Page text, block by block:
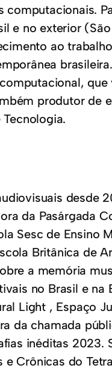
computacionais.
e no exterior
ao
que
produtor de
desde
da Pasárgada
Sesc de Ensino
Britânica de
a memória
no Brasil e na
Light , Espaço
da chamada
inéditas 2023.
Crônicas do